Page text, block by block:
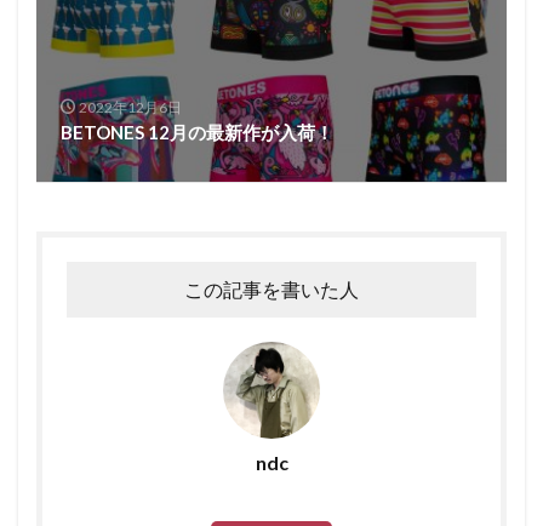
2022年12月6日
BETONES 12月の最新作が入荷！
この記事を書いた人
ndc